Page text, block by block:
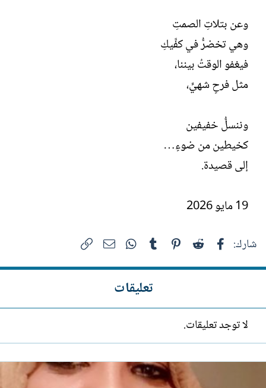
وعن بتلاتِ الصمتِ
وهي تخضرُّ في كفَّيكِ
فيغفو الوقتُ بيننا،
مثل فرحٍ شهيٍّ،
وننسلُّ خفيفين
كخيطين من ضوءٍ…
إلى قصيدة.
19 مايو 2026
شارك: فيسبوك Reddit
Pinterest
Tumblr
WhatsAppالبريد الإلكتروني
تعليقات
لا توجد تعليقات.